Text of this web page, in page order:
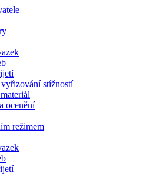
stížností
ocenění
režimem